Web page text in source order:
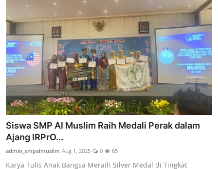
Siswa SMP Al Muslim Raih Medali Perak dalam
Ajang IRPrO...
admin_smpalmuslim Aug 1, 2025 0 65
Karya Tulis Anak Bangsa Meraih Silver Medal di Tingkat